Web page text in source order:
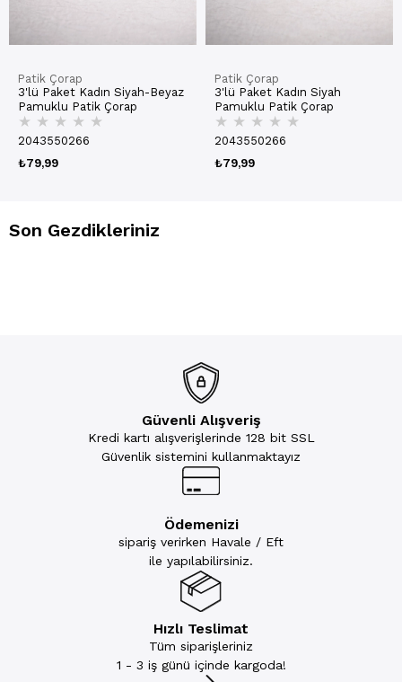
Patik Çorap
3'lü Paket Kadın Siyah-Beyaz
Pamuklu Patik Çorap
★ ★ ★ ★ ★
2043550266
₺79,99
Patik Çorap
3'lü Paket Kadın Siyah
Pamuklu Patik Çorap
★ ★ ★ ★ ★
2043550266
₺79,99
Son Gezdikleriniz
Güvenli Alışveriş
Kredi kartı alışverişlerinde 128 bit SSL
Güvenlik sistemini kullanmaktayız
Ödemenizi
sipariş verirken Havale / Eft
ile yapılabilirsiniz.
Hızlı Teslimat
Tüm siparişleriniz
1 - 3 iş günü içinde kargoda!